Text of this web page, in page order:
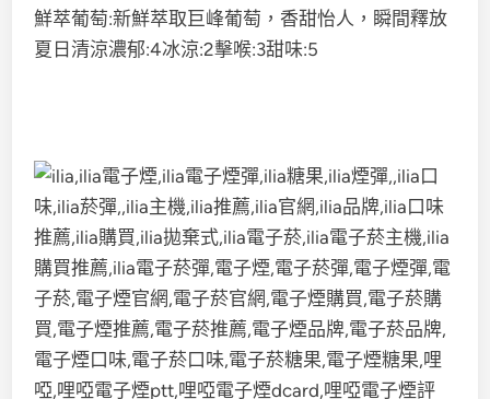
鮮萃葡萄:新鮮萃取巨峰葡萄，香甜怡人，瞬間釋放
夏日清涼濃郁:4冰涼:2擊喉:3甜味:5